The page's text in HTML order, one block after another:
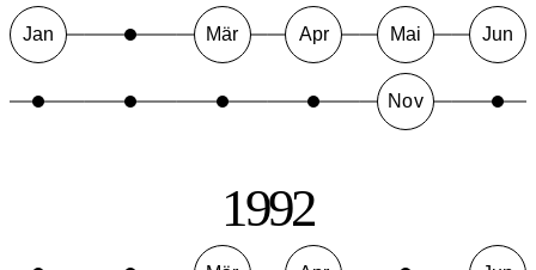
Jan Mär Apr Mai Jun
Nov
1992